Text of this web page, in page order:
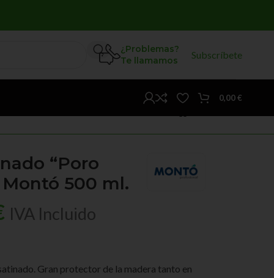
¿Problemas?
Te llamamos
Subscríbete
0,00€
“Poro
500 ml.
IVA Incluido
Gran protector de la madera tanto en